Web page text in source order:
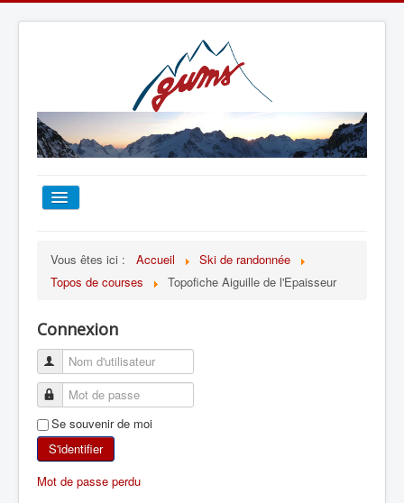
TOUT SUR LE GUMS
ESCALADE
ALPINISME
SKI DE RANDONNÉE
Vous êtes ici : Accueil
Ski de randonnée
Topos de courses
Topofiche Aiguille de l'Epaisseur
Connexion
Se souvenir de moi
S'identifier
Mot de passe perdu